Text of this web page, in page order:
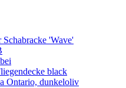
'Wave'
black
Ontario, dunkeloliv